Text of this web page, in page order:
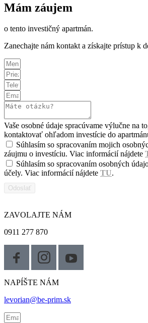
Mám záujem
o tento investičný apartmán.
Zanechajte nám kontakt a získajte prístup k
Vaše osobné údaje spracúvame výlučne na
kontaktovať ohľadom investície do
Súhlasím so spracovaním mojich
záujmu o investíciu. Viac informácií nájdete
Súhlasím so spracovaním osobných
účely. Viac informácií nájdete TU.
Odoslať
ZAVOLAJTE NÁM
0911 277 870
NAPÍŠTE NÁM
levorian@be-prim.sk